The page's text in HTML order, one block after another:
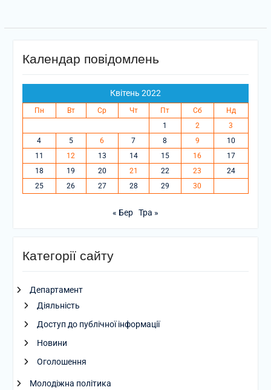
Календар повідомлень
Квітень 2022
Пн Вт Ср Чт Пт Сб
Нд
1
2
3
4
5 6 7 8 9
10
11
12 13 14 15 16
17
18
19 20 21 22 23
24
25
26 27 28 29 30
« Бер Тра »
Категорії сайту
Департамент
Діяльність
Доступ до публічної інформації
Новини
Оголошення
Молодіжна політика